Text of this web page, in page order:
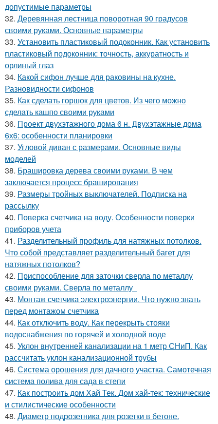
допустимые параметры
32. Деревянная лестница поворотная 90 градусов
своими руками. Основные параметры
33. Установить пластиковый подоконник. Как установить
пластиковый подоконник: точность, аккуратность и
орлиный глаз
34. Какой сифон лучше для раковины на кухне.
Разновидности сифонов
35. Как сделать горшок для цветов. Из чего можно
сделать кашпо своими руками
36. Проект двухэтажного дома 6 н. Двухэтажные дома
6х6: особенности планировки
37. Угловой диван с размерами. Основные виды
моделей
38. Брашировка дерева своими руками. В чем
заключается процесс браширования
39. Размеры тройных выключателей. Подписка на
рассылку
40. Поверка счетчика на воду. Особенности поверки
приборов учета
41. Разделительный профиль для натяжных потолков.
Что собой представляет разделительный багет для
натяжных потолков?
42. Приспособление для заточки сверла по металлу
своими руками. Сверла по металлу
43. Монтаж счетчика электроэнергии. Что нужно знать
перед монтажом счетчика
44. Как отключить воду. Как перекрыть стояки
водоснабжения по горячей и холодной воде
45. Уклон внутренней канализации на 1 метр СНиП. Как
рассчитать уклон канализационной трубы
46. Система орошения для дачного участка. Самотечная
система полива для сада в степи
47. Как построить дом Хай Тек. Дом хай-тек: технические
и стилистические особенности
48. Диаметр подрозетника для розетки в бетоне.